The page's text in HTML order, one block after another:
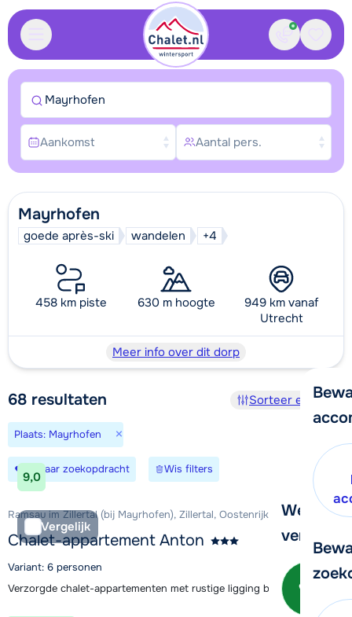
Contact
We
verder!
Bel
Mayrhofen
goede après-ski wandelen +4
458 km piste 630 m hoogte
949 km vanaf
Utrecht
Meer info over dit dorp
68 resultaten Sorteer en filter
Plaats: Mayrhofen ×
Bewaar zoekopdracht Wis filters
9,0
Vergelijk
Ramsau im Zillertal (bij Mayrhofen), Zillertal, Oostenrijk
Chalet-appartement Anton
Variant: 6 personen
Verzorgde chalet-appartementen met rustige ligging bij Mayrhofen
1 week vanaf
Mayrhofen
Aankomst Aantal pers.